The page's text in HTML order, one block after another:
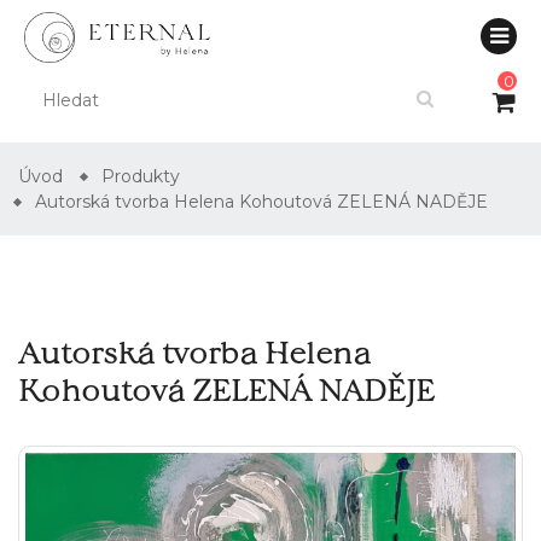
0
Úvod
Produkty
Autorská tvorba Helena Kohoutová ZELENÁ NADĚJE
Autorská tvorba Helena
Kohoutová ZELENÁ NADĚJE